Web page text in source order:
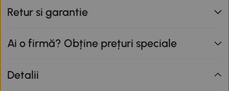
Retur si garantie
Ai o firmă? Obține prețuri speciale
Detalii